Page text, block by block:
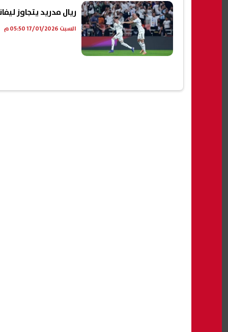
ريال مدريد يتجاوز
السبت 17/01/2026 05:50 م